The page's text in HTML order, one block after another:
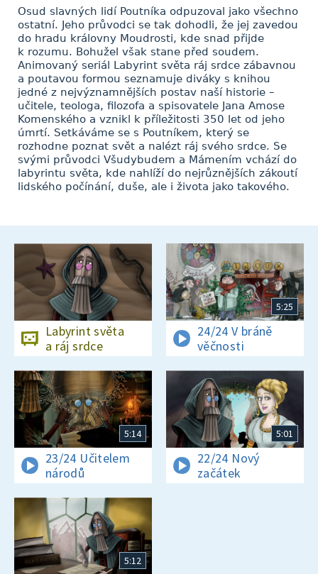
Osud slavných lidí Poutníka odpuzoval jako všechno
ostatní. Jeho průvodci se tak dohodli, že jej zavedou
do hradu královny Moudrosti, kde snad přijde
k rozumu. Bohužel však stane před soudem.
Animovaný seriál Labyrint světa ráj srdce zábavnou
a poutavou formou seznamuje diváky s knihou
jedné z nejvýznamnějších postav naší historie –
učitele, teologa, filozofa a spisovatele Jana Amose
Komenského a vznikl k příležitosti 350 let od jeho
úmrtí. Setkáváme se s Poutníkem, který se
rozhodne poznat svět a nalézt ráj svého srdce. Se
svými průvodci Všudybudem a Mámením vchází do
labyrintu světa, kde nahlíží do nejrůznějších zákoutí
lidského počínání, duše, ale i života jako takového.
Labyrint světa
a ráj srdce
5:25
24/24 V bráně
věčnosti
5:14
23/24 Učitelem
národů
5:01
22/24 Nový
začátek
5:12